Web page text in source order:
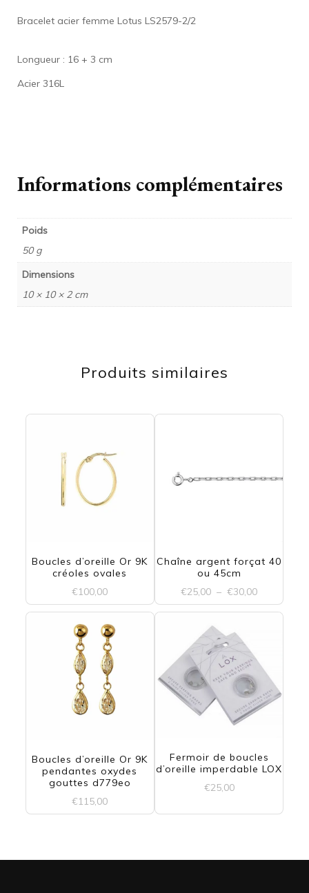
Bracelet acier femme Lotus LS2579-2/2
Longueur : 16 + 3 cm
Acier 316L
Informations complémentaires
Poids
50 g
Dimensions
10 × 10 × 2 cm
Produits similaires
Boucles d’oreille Or 9K
créoles ovales
€100,00
Chaîne argent forçat 40
ou 45cm
€25,00 – €30,00Plage
de
€30,00
Ce
produit
a
plusieurs
variations.
options
peuvent
sur
Boucles d’oreille Or 9K
pendantes oxydes
gouttes d779eo
€115,00
Fermoir de boucles
d’oreille imperdable LOX
€25,00
Ce
a